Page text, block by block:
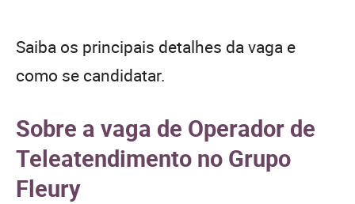
Saiba os principais detalhes da vaga e
como se candidatar.
Sobre a vaga de Operador de
Teleatendimento no Grupo
Fleury